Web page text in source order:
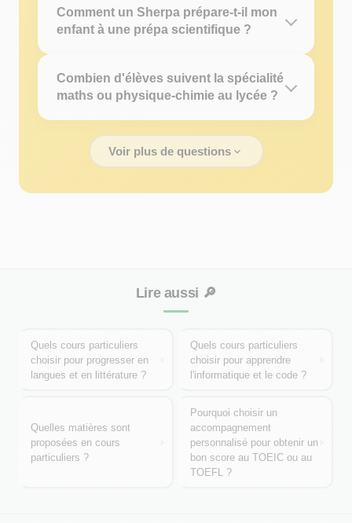
Comment un Sherpa prépare-t-il mon
enfant à une prépa scientifique ?
Combien d'élèves suivent la spécialité
maths ou physique-chimie au lycée ?
Voir plus de questions
Lire aussi 🔎
Quels cours particuliers
choisir pour progresser en
langues et en littérature ?
Quels cours particuliers
choisir pour apprendre
l'informatique et le code ?
Quelles matières sont
proposées en cours
particuliers ?
Pourquoi choisir un
accompagnement
personnalisé pour obtenir un
bon score au TOEIC ou au
TOEFL ?